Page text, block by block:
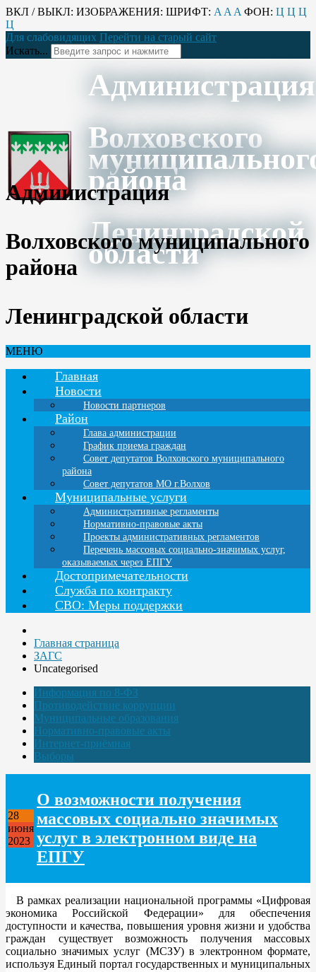
ВКЛ / ВЫКЛ: ИЗОБРАЖЕНИЯ: ШРИФТ: A A A ФОН: Ц Ц Ц
Ц
Для слабовидящих Перейти на старый сайт
Искать...
Администрация
Волховского
района
Ленинградской
области
Администрация
Волховского муниципального
района
Ленинградской области
МЕНЮ
Главная
Новости
Новости партнеров
Район
Глава администрации
График приема граждан
Совет депутатов Волховского муниципального
района
Совет депутатов МО г.Волхов
Муниципальные услуги
Административные регламенты
Нормативно-правовые акты
Проекты административных регламентов
Перечень массовых социально-значимых услуг,
оказываемых через ЕПГУ
Достопримечательности
Служба по контракту
СВО: Меры поддержки
Главная страница
ЗАГС
Uncategorised
Информация по 8-ФЗ
Противодействие коррупции
Муниципальные образования
Нормативно-правовые акты
Интернет-приёмная
Выборы
28
июня
2023
О возможности получения
массовых социально значимых
услуг в электронном виде на
ЕПГУ
В рамках реализации национальной программы «Цифровая
экономика Российской Федерации» для обеспечения
доступности и качества, повышения уровня жизни и удобства
граждан существует возможность получения массовых
социально значимых услуг (МСЗУ) в электронном формате,
используя Единый портал государственных и муниципальных